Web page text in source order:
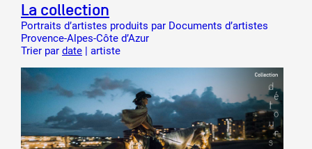
Actions
Documentation
Visites d'ateliers
Production vidéo
Formation
Événements
1% œuvres dans l'espace public
Réseau documents d'artistes
La collection
Portraits d’artistes produits par Documents d’artistes
Provence-Alpes-Côte d’Azur
Trier par date | artiste